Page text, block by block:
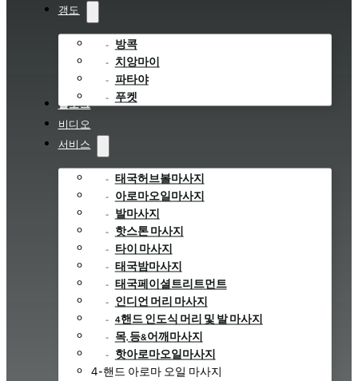
갱도
방콕
치앙마이
파타야
푸켓
블로그
비디오
서비스
태국허브볼마사지
아로마오일마사지
발마사지
핫스톤 마사지
타이 마사지
태국밤마사지
태국페이셜트리트먼트
인디언 머리 마사지
4핸드 인도식 머리 및 발 마사지
목, 등&어깨마사지
핫아로마오일마사지
4-핸드 아로마 오일 마사지